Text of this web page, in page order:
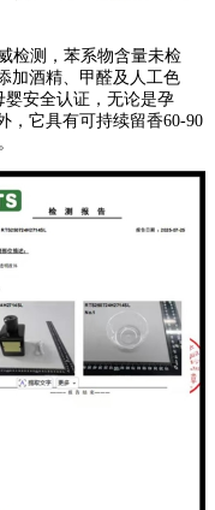
检测，苯系物含量未检
加酒精、甲醛及人工色
安全认证，无论是孕
，它具有可持续留香60-90